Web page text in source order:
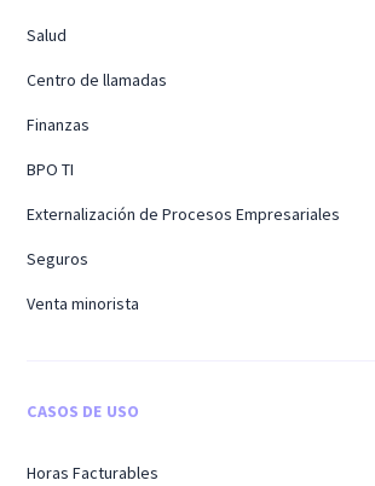
Salud
Centro de llamadas
Finanzas
BPO TI
Externalización de Procesos Empresariales
Seguros
Venta minorista
CASOS DE USO
Horas Facturables